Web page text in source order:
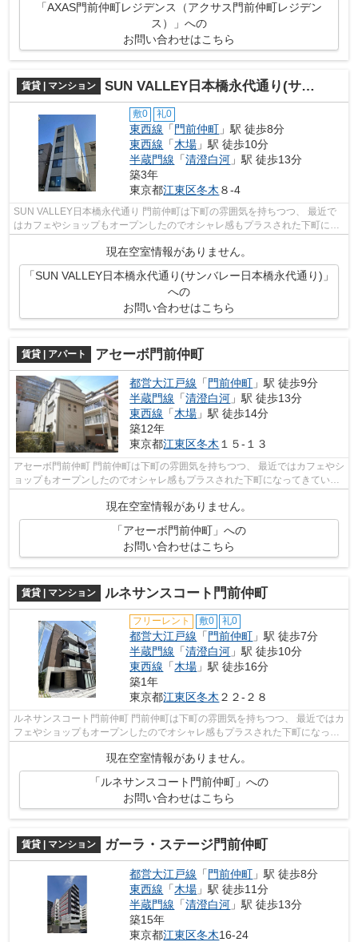
「AXAS門前仲町レジデンス（アクサス門前仲町レジデン
ス）」への
お問い合わせはこちら
賃貸 | マンション SUN VALLEY日本橋永代通り(サンバレー日本橋永代通り)
敷0 礼0
東西線 「 門前仲町 」駅 徒歩8分
東西線 「木場 」駅 徒歩10分
半蔵門線 「清澄白河 」駅 徒歩13分
築3年
東京都江東区冬木 ８-4
SUN VALLEY日本橋永代通り 門前仲町は下町の雰囲気を持ちつつ、 最近で
はカフェやショップもオープンしたのでオシャレ感もプラスされた下町にな
現在空室情報がありません。
「SUN VALLEY日本橋永代通り(サンバレー日本橋永代通り)」
への
お問い合わせはこちら
賃貸 | アパート アセーボ門前仲町
都営大江戸線 「 門前仲町 」駅 徒歩9分
半蔵門線 「清澄白河 」駅 徒歩13分
東西線 「木場 」駅 徒歩14分
築12年
東京都江東区冬木 １５-１３
アセーボ門前仲町 門前仲町は下町の雰囲気を持ちつつ、 最近ではカフェやシ
ョップもオープンしたのでオシャレ感もプラスされた下町になってきていま
現在空室情報がありません。
「アセーボ門前仲町」への
お問い合わせはこちら
賃貸 | マンション ルネサンスコート門前仲町
フリーレント 敷0 礼0
都営大江戸線 「門前仲町 」駅 徒歩7分
半蔵門線 「清澄白河 」駅 徒歩10分
東西線 「木場 」駅 徒歩16分
築1年
東京都江東区冬木 ２２-２８
ルネサンスコート門前仲町 門前仲町は下町の雰囲気を持ちつつ、 最近ではカ
フェやショップもオープンしたのでオシャレ感もプラスされた下町になって
きています。 近隣には公園や庭園...
現在空室情報がありません。
「ルネサンスコート門前仲町」への
お問い合わせはこちら
賃貸 | マンション ガーラ・ステージ門前仲町
都営大江戸線 「 門前仲町 」駅 徒歩8分
東西線 「木場 」駅 徒歩11分
半蔵門線 「清澄白河 」駅 徒歩13分
築15年
東京都江東区冬木16-24